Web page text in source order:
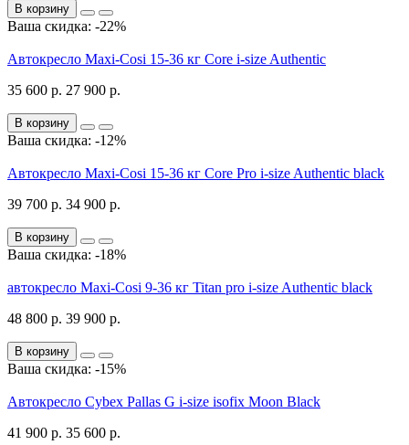
В корзину
Ваша скидка: -22%
Автокресло Maxi-Cosi 15-36 кг Core i-size Authentic
35 600 р. 27 900 р.
В корзину
Ваша скидка: -12%
Автокресло Maxi-Cosi 15-36 кг Core Pro i-size Authentic black
39 700 р. 34 900 р.
В корзину
Ваша скидка: -18%
автокресло Maxi-Cosi 9-36 кг Titan pro i-size Authentic black
48 800 р. 39 900 р.
В корзину
Ваша скидка: -15%
Автокресло Cybex Pallas G i-size isofix Moon Black
41 900 р. 35 600 р.